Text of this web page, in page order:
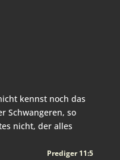
kennst noch das
Schwangeren, so
nicht, der alles
Prediger 11:5